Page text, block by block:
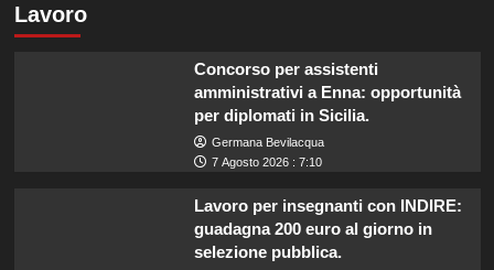
Lavoro
Concorso per assistenti
amministrativi a Enna: opportunità
per diplomati in Sicilia.
Germana Bevilacqua
7 Agosto 2026 : 7:10
Lavoro per insegnanti con INDIRE:
guadagna 200 euro al giorno in
selezione pubblica.